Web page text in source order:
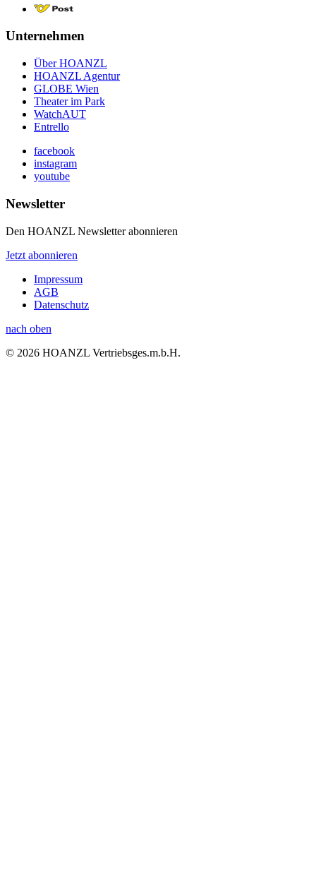
Unternehmen
Über HOANZL
HOANZL Agentur
GLOBE Wien
Theater im Park
WatchAUT
Entrello
facebook
instagram
youtube
Newsletter
Den HOANZL Newsletter abonnieren
Jetzt abonnieren
Impressum
AGB
Datenschutz
nach oben
© 2026 HOANZL Vertriebsges.m.b.H.